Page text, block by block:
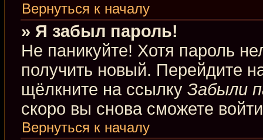
Вернуться к началу
» Я забыл пароль!
Не паникуйте! Хотя пароль
получить новый. Перейдите
щёлкните на ссылку Забыли
скоро вы снова сможете
Вернуться к началу